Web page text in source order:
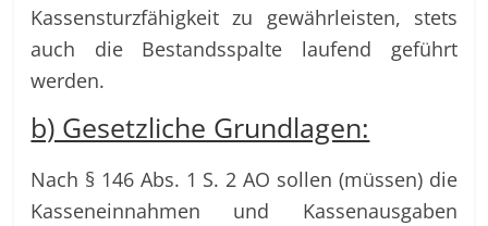
Kassensturzfähigkeit zu gewährleisten, stets
auch die Bestandsspalte laufend geführt
werden.
b) Gesetzliche Grundlagen:
Nach § 146 Abs. 1 S. 2 AO sollen (müssen) die
Kasseneinnahmen und Kassenausgaben